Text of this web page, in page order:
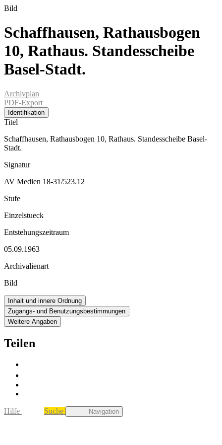
Bild
Schaffhausen, Rathausbogen
10, Rathaus. Standesscheibe
Basel-Stadt.
Archivplan
PDF-Export
Identifikation
Titel
Schaffhausen, Rathausbogen 10, Rathaus. Standesscheibe Basel-
Stadt.
Signatur
AV Medien 18-31/523.12
Stufe
Einzelstueck
Entstehungszeitraum
05.09.1963
Archivalienart
Bild
Inhalt und innere Ordnung
Zugangs- und Benutzungsbestimmungen
Weitere Angaben
Teilen
Hilfe Suche Navigation